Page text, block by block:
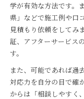
学が有効な方法です。
県」などで施工例や口
見積もり依頼をしてみ
証、アフターサービス
す。
また、可能であれば過
対応力を自分の目で確
からは「相談しやすく